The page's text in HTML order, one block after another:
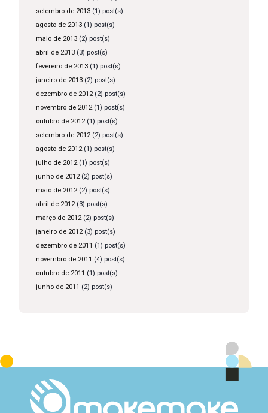
setembro de 2013(1) post(s)
agosto de 2013(1) post(s)
maio de 2013(2) post(s)
abril de 2013(3) post(s)
fevereiro de 2013(1) post(s)
janeiro de 2013(2) post(s)
dezembro de 2012(2) post(s)
novembro de 2012(1) post(s)
outubro de 2012(1) post(s)
setembro de 2012(2) post(s)
agosto de 2012(1) post(s)
julho de 2012(1) post(s)
junho de 2012(2) post(s)
maio de 2012(2) post(s)
abril de 2012(3) post(s)
março de 2012(2) post(s)
janeiro de 2012(3) post(s)
dezembro de 2011 (1) post(s)
novembro de 2011 (4) post(s)
outubro de 2011 (1) post(s)
junho de 2011 (2) post(s)